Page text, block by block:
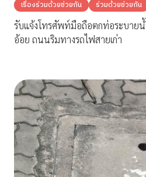
VIDEO
ร่วมด้วยช่วยกัน
เรื่องร่วมด้วยช่วยกัน ร่วมด้วยช่วยกัน
รับแจ้งโทรศัพท์มือถือตกท่อระบาย
อ้อย ถนนริมทางรถไฟสายเก่า